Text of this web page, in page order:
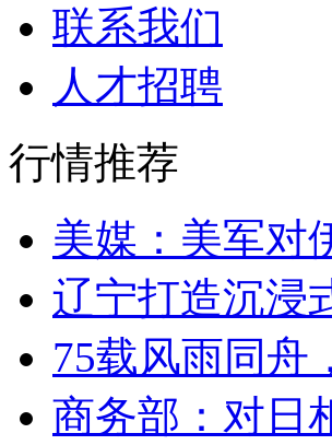
联系我们
人才招聘
行情推荐
美媒：美军对
辽宁打造沉浸
75载风雨同舟
商务部：对日